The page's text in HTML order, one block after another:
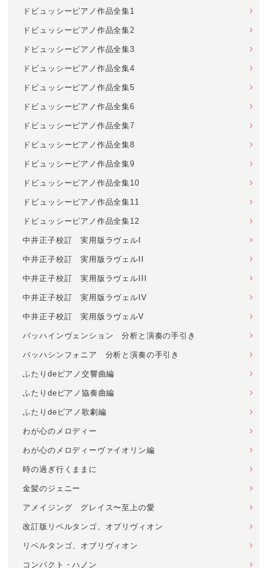
ドビュッシーピアノ作品全集1
ドビュッシーピアノ作品全集2
ドビュッシーピアノ作品全集3
ドビュッシーピアノ作品全集4
ドビュッシーピアノ作品全集5
ドビュッシーピアノ作品全集6
ドビュッシーピアノ作品全集7
ドビュッシーピアノ作品全集8
ドビュッシーピアノ作品全集9
ドビュッシーピアノ作品全集10
ドビュッシーピアノ作品全集11
ドビュッシーピアノ作品全集12
中井正子校訂 実用版ラヴェルI
中井正子校訂 実用版ラヴェルII
中井正子校訂 実用版ラヴェルIII
中井正子校訂 実用版ラヴェルIV
中井正子校訂 実用版ラヴェルV
バッハインヴェンション 分析と演奏の手引き
バッハシンフォニア 分析と演奏の手引き
ふたりdeピアノ交響曲編
ふたりdeピアノ協奏曲編
ふたりdeピアノ歌劇編
わが心のメロディー
わが心のメロディーヴァイオリン編
時の過ぎ行くままに
金髪のジェニー
アメイジング グレイス〜至上の愛
改訂版リベルタンゴ、オブリヴィオン
リベルタンゴ、オブリヴィオン
コンパクト・ハノン